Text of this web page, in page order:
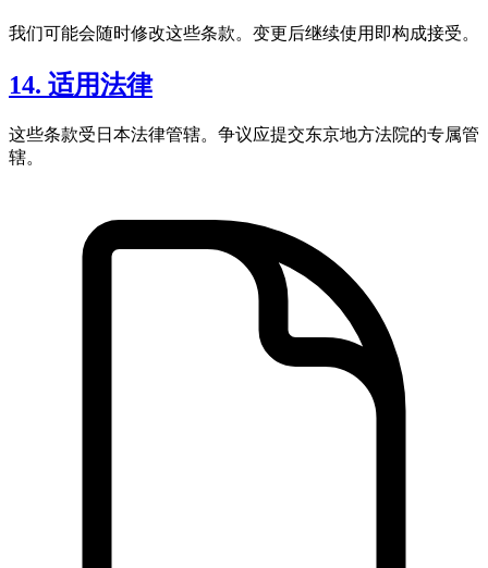
我们可能会随时修改这些条款。变更后继续使用即构成接受。
14. 适用法律
这些条款受日本法律管辖。争议应提交东京地方法院的专属管
辖。